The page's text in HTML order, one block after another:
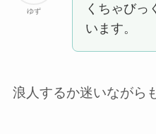
ゆず
くちゃびっ
います。
浪人するか迷いながら